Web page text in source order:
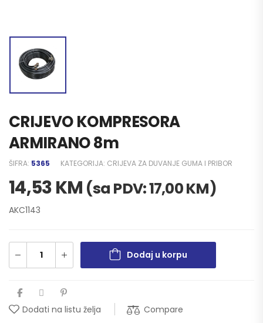
CRIJEVO KOMPRESORA
ARMIRANO 8m
ŠIFRA: 5365 KATEGORIJA: CRIJEVA ZA DUVANJE GUMA I PRIBOR
14,53KM (sa PDV:17,00KM)
AKC1143
Dodaj u korpu
Dodati na listu želja Compare